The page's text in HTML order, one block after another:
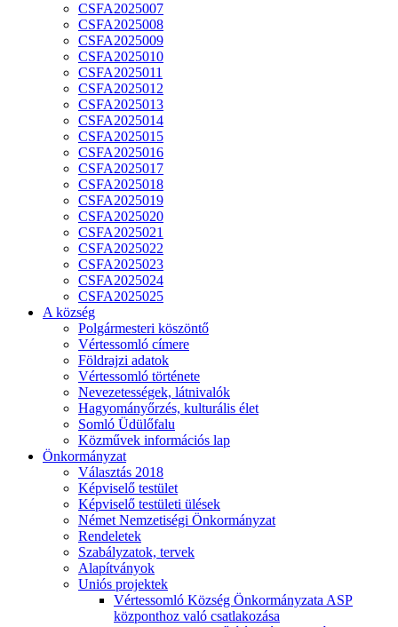
CSFA2025007
CSFA2025008
CSFA2025009
CSFA2025010
CSFA2025011
CSFA2025012
CSFA2025013
CSFA2025014
CSFA2025015
CSFA2025016
CSFA2025017
CSFA2025018
CSFA2025019
CSFA2025020
CSFA2025021
CSFA2025022
CSFA2025023
CSFA2025024
CSFA2025025
A község
Polgármesteri köszöntő
Vértessomló címere
Földrajzi adatok
Vértessomló története
Nevezetességek, látnivalók
Hagyományőrzés, kulturális élet
Somló Üdülőfalu
Közművek információs lap
Önkormányzat
Választás 2018
Képviselő testület
Képviselő testületi ülések
Német Nemzetiségi Önkormányzat
Rendeletek
Szabályzatok, tervek
Alapítványok
Uniós projektek
Vértessomló Község Önkormányzata ASP
központhoz való csatlakozása